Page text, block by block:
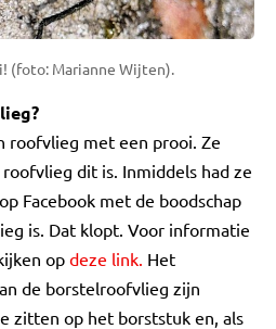
(foto: Marianne Wijten).
roofvlieg met een prooi. Ze
dit is. Inmiddels had ze
Facebook met de boodschap
is. Dat klopt. Voor informatie
op deze link. Het
de borstelroofvlieg zijn
zitten op het borststuk en, als